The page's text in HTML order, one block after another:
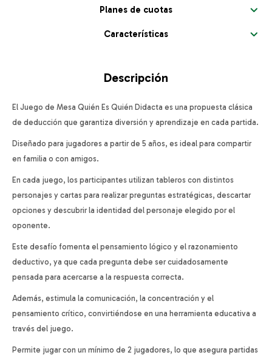
Planes de cuotas
Características
Descripción
El Juego de Mesa Quién Es Quién Didacta es una propuesta clásica
de deducción que garantiza diversión y aprendizaje en cada partida.
Diseñado para jugadores a partir de 5 años, es ideal para compartir
en familia o con amigos.
En cada juego, los participantes utilizan tableros con distintos
personajes y cartas para realizar preguntas estratégicas, descartar
opciones y descubrir la identidad del personaje elegido por el
oponente.
Este desafío fomenta el pensamiento lógico y el razonamiento
deductivo, ya que cada pregunta debe ser cuidadosamente
pensada para acercarse a la respuesta correcta.
Además, estimula la comunicación, la concentración y el
pensamiento crítico, convirtiéndose en una herramienta educativa a
través del juego.
Permite jugar con un mínimo de 2 jugadores, lo que asegura partidas